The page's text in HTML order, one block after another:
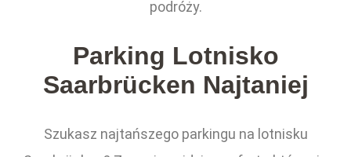
podróży.
Parking Lotnisko
Saarbrücken Najtaniej
Szukasz najtańszego parkingu na lotnisku